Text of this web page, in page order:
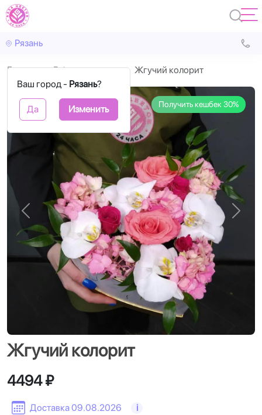
Рязань
Ваш город - Рязань?
Да Изменить
Главная В форме сердца Жгучий колорит
Получить кешбек 30%
Назад
Жгучий колорит
Доставка 09.08.2026 i
4494 ₽